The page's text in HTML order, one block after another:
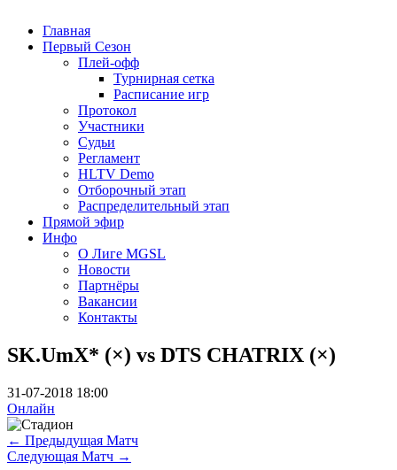
Главная
Первый Сезон
Плей-офф
Турнирная сетка
Расписание игр
Протокол
Участники
Судьи
Регламент
HLTV Demo
Отборочный этап
Распределительный этап
Прямой эфир
Инфо
О Лиге MGSL
Новости
Партнёры
Вакансии
Контакты
SK.UmX* (×) vs DTS CHATRIX (×)
31-07-2018 18:00
Онлайн
← Предыдущая Матч
Следующая Матч →